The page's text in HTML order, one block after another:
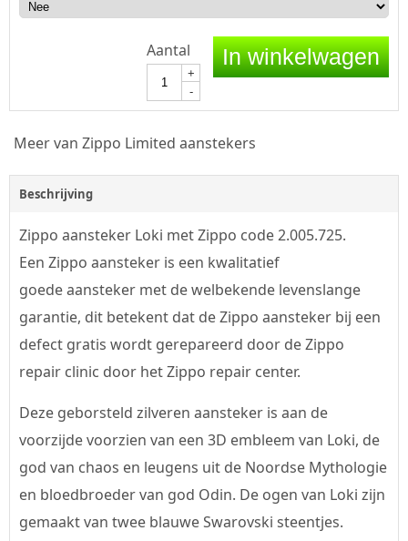
Aantal
+
-
In winkelwagen
Meer van Zippo Limited aanstekers
Beschrijving
Zippo aansteker Loki met Zippo code 2.005.725.
Een Zippo aansteker is een kwalitatief
goede aansteker met de welbekende levenslange
garantie, dit betekent dat de Zippo aansteker bij een
defect gratis wordt gerepareerd door de Zippo
repair clinic door het Zippo repair center.
Deze geborsteld zilveren aansteker is aan de
voorzijde voorzien van een 3D embleem van Loki, de
god van chaos en leugens uit de Noordse Mythologie
en bloedbroeder van god Odin. De ogen van Loki zijn
gemaakt van twee blauwe Swarovski steentjes.